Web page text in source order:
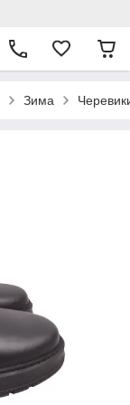
Зима